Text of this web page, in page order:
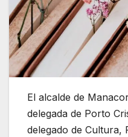
El alcalde de
delegada de Porto
delegado de